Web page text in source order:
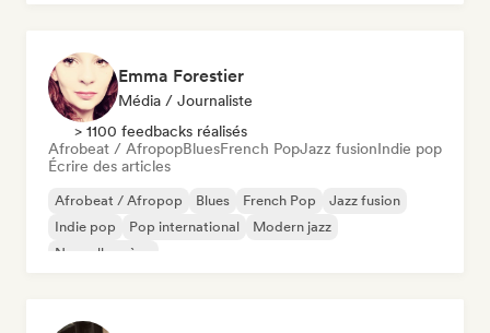
Emma Forestier
Média / Journaliste
> 1100 feedbacks réalisés
Afrobeat / AfropopBluesFrench PopJazz fusionIndie pop
Écrire des articles
Afrobeat / Afropop Blues French Pop
Jazz fusion
Indie pop
Pop international
Modern jazz
Nouvelle scène